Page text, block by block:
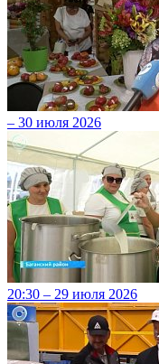
– 30 июля 2026
20:30 – 29 июля 2026